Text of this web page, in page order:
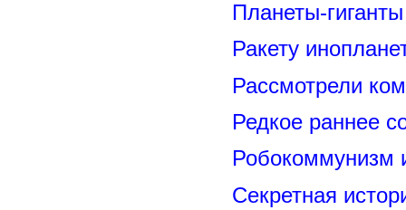
Планеты-
Ракету
Рассмотрели
Редкое раннее
Секретная